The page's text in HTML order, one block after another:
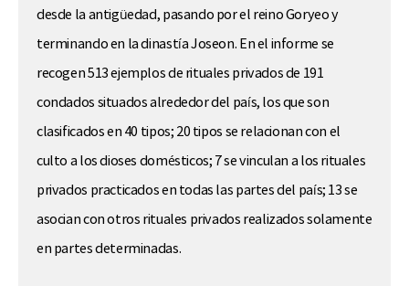
desde la antigüedad, pasando por el reino Goryeo y
terminando en la dinastía Joseon. En el informe se
recogen 513 ejemplos de rituales privados de 191
condados situados alrededor del país, los que son
clasificados en 40 tipos; 20 tipos se relacionan con el
culto a los dioses domésticos; 7 se vinculan a los rituales
privados practicados en todas las partes del país; 13 se
asocian con otros rituales privados realizados solamente
en partes determinadas.